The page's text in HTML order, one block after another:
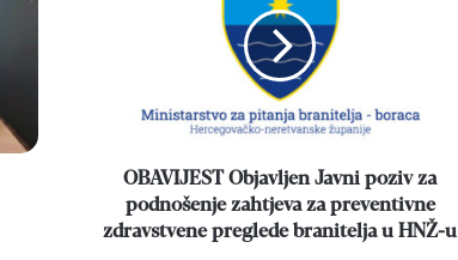
zdravstvene
preglede
branitelja
OBAVIJEST Objavljen Javni poziv za
podnošenje zahtjeva za preventivne
zdravstvene preglede branitelja u HNŽ-u